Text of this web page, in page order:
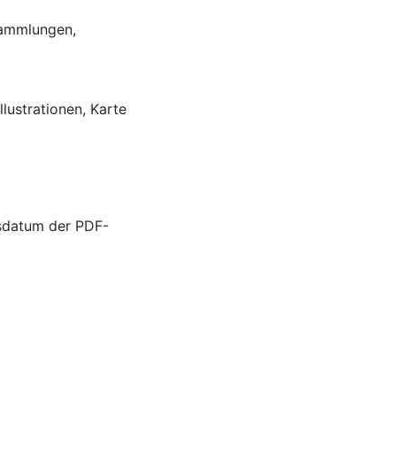
Karte
der PDF-